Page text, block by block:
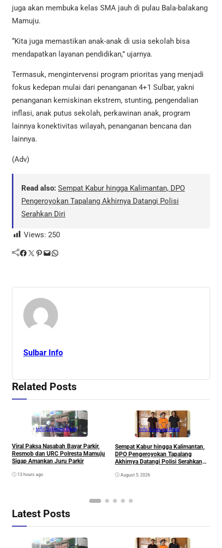
juga akan membuka kelas SMA jauh di pulau Bala-balakang
Mamuju.
“Kita juga memastikan anak-anak di usia sekolah bisa
mendapatkan layanan pendidikan,” ujarnya.
Termasuk, mengintervensi program prioritas yang menjadi
fokus kedepan mulai dari penanganan 4+1 Sulbar, yakni
penanganan kemiskinan ekstrem, stunting, pengendalian
inflasi, anak putus sekolah, perkawinan anak, program
lainnya konektivitas wilayah, penanganan bencana dan
lainnya.
(Adv)
Read also: Sempat Kabur hingga Kalimantan, DPO
Pengeroyokan Tapalang Akhirnya Datangi Polisi
Serahkan Diri
Views: 250
Facebook Twitter Pinterest Mail WhatsApp
Sulbar Info
Related Posts
Info Sulawesi Barat
Viral Paksa Nasabah Bayar Parkir,
Resmob dan URC Polresta Mamuju
Sigap Amankan Juru Parkir
13 hours ago
Info Sulawesi Barat
Sempat Kabur hingga Kalimantan,
DPO Pengeroyokan Tapalang
Akhirnya Datangi Polisi Serahkan
August 5, 2026
Latest Posts